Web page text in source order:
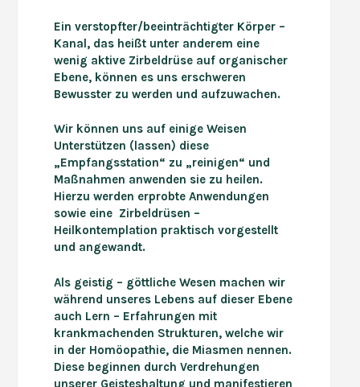
Ein verstopfter/beeinträchtigter Körper –
Kanal, das heißt unter anderem eine
wenig aktive Zirbeldrüse auf organischer
Ebene, können es uns erschweren
Bewusster zu werden und aufzuwachen.
Wir können uns auf einige Weisen
Unterstützen (lassen) diese
„Empfangsstation“ zu „reinigen“ und
Maßnahmen anwenden sie zu heilen.
Hierzu werden erprobte Anwendungen
sowie eine Zirbeldrüsen –
Heilkontemplation praktisch vorgestellt
und angewandt.
Als geistig – göttliche Wesen machen wir
während unseres Lebens auf dieser Ebene
auch Lern – Erfahrungen mit
krankmachenden Strukturen, welche wir
in der Homöopathie, die Miasmen nennen.
Diese beginnen durch Verdrehungen
unserer Geisteshaltung und manifestieren